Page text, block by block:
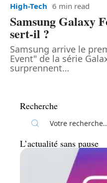
High-Tech 6 min read
Samsung Galaxy
sert-il ?
Samsung arrive le
Event" de la série
surprennent…
Recherche
L’actualité sans pause